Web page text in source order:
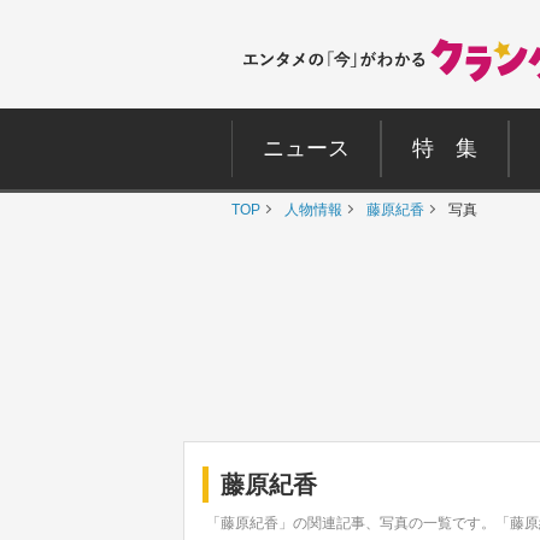
ニュース 特 集
TOP 人物情報 藤原紀香 写真
藤原紀香
「藤原紀香」の関連記事、写真の一覧です。「藤